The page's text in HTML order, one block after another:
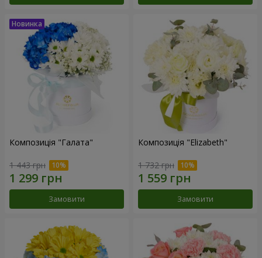
Композиція "Галата"
1 443 грн
Замовити
Композиція "Elizabeth"
1 732 грн
Замовити